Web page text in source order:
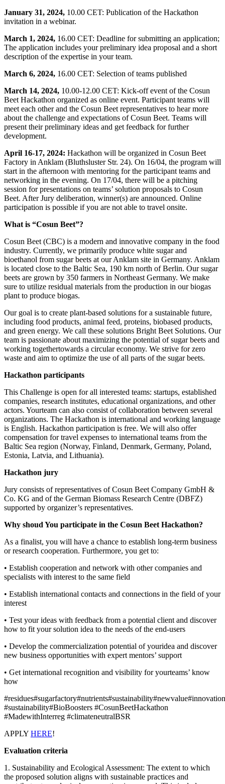
January 31, 2024, 10.00 CET: Publication of the Hackathon
invitation in a webinar.
March 1, 2024, 16.00 CET: Deadline for submitting an application;
The application includes your preliminary idea proposal and a short
description of the expertise in your team.
March 6, 2024, 16.00 CET: Selection of teams published
March 14, 2024, 10.00-12.00 CET: Kick-off event of the Cosun
Beet Hackathon organized as online event. Participant teams will
meet each other and the Cosun Beet representatives to hear more
about the challenge and expectations of Cosun Beet. Teams will
present their preliminary ideas and get feedback for further
development.
April 16-17, 2024: Hackathon will be organized in Cosun Beet
Factory in Anklam (Bluthsluster Str. 24). On 16/04, the program will
start in the afternoon with mentoring for the participant teams and
networking in the evening. On 17/04, there will be a pitching
session for presentations on teams’ solution proposals to Cosun
Beet. After Jury deliberation, winner(s) are announced. Online
participation is possible if you are not able to travel onsite.
What is “Cosun Beet”?
Cosun Beet (CBC) is a modern and innovative company in the food
industry. Currently, we primarily produce white sugar and
bioethanol from sugar beets at our Anklam site in Germany. Anklam
is located close to the Baltic Sea, 190 km north of Berlin. Our sugar
beets are grown by 350 farmers in Northeast Germany. We make
sure to utilize residual materials from the production in our biogas
plant to produce biogas.
Our goal is to create plant-based solutions for a sustainable future,
including food products, animal feed, proteins, biobased products,
and green energy. We call these solutions Bright Beet Solutions. Our
team is passionate about maximizing the potential of sugar beets and
working togethertowards a circular economy. We strive for zero
waste and aim to optimize the use of all parts of the sugar beets.
Hackathon participants
This Challenge is open for all interested teams: startups, established
companies, research institutes, educational organizations, and other
actors. Yourteam can also consist of collaboration between several
organizations. The Hackathon is international and working language
is English. Hackathon participation is free. We will also offer
compensation for travel expenses to international teams from the
Baltic Sea region (Norway, Finland, Denmark, Germany, Poland,
Estonia, Latvia, and Lithuania).
Hackathon jury
Jury consists of representatives of Cosun Beet Company GmbH &
Co. KG and of the German Biomass Research Centre (DBFZ)
supported by organizer’s representatives.
Why shoud You participate in the Cosun Beet Hackathon?
As a finalist, you will have a chance to establish long-term business
or research cooperation. Furthermore, you get to:
• Establish cooperation and network with other companies and
specialists with interest to the same field
• Establish international contacts and connections in the field of your
interest
• Test your ideas with feedback from a potential client and discover
how to fit your solution idea to the needs of the end-users
• Develop the commercialization potential of youridea and discover
new business opportunities with expert mentors’ support
• Get international recognition and visibility for yourteams’ know
how
#residues#sugarfactory#nutrients#sustainability#newvalue#innovation
#sustainability#BioBoosters #CosunBeetHackathon
#MadewithInterreg #climateneutralBSR
APPLY HERE!
Evaluation criteria
1. Sustainability and Ecological Assessment: The extent to which
the proposed solution aligns with sustainable practices and